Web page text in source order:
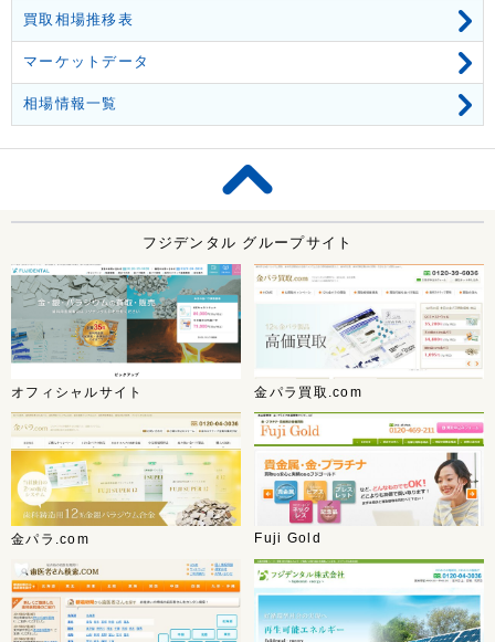
買取相場推移表
マーケットデータ
相場情報一覧
フジデンタル グループサイト
オフィシャルサイト 金パラ買取.com
金パラ.com Fuji Gold